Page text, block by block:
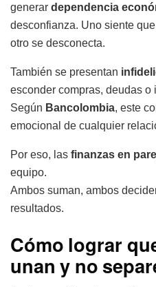
generar dependencia
desconfianza. Uno siente
otro se desconecta.
También se presentan
esconder compras, deudas o
Según Bancolombia, este
emocional de cualquier
Por eso, las finanzas en
equipo.
Ambos suman, ambos
resultados.
Cómo lograr
unan y no